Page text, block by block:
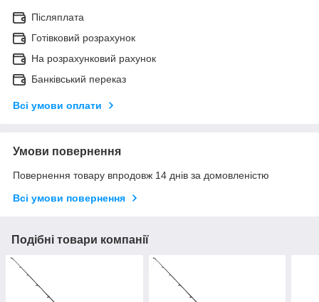
Післяплата
Готівковий розрахунок
На розрахунковий рахунок
Банківський переказ
Всі умови оплати
Умови повернення
Повернення товару впродовж 14 днів за домовленістю
Всі умови повернення
Подібні товари компанії